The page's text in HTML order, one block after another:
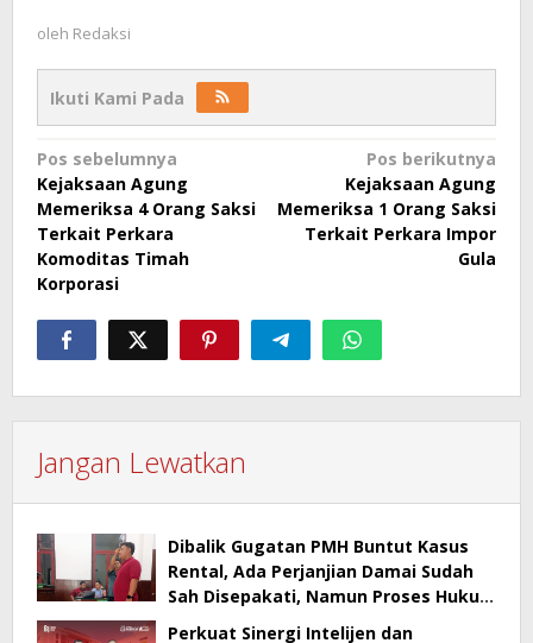
oleh Redaksi
Ikuti Kami Pada
Navigasi
pos
Pos sebelumnya
Kejaksaan Agung
Memeriksa 4 Orang Saksi
Terkait Perkara
Komoditas Timah
Korporasi
Pos berikutnya
Kejaksaan Agung
Memeriksa 1 Orang Saksi
Terkait Perkara Impor
Gula
Jangan Lewatkan
Dibalik Gugatan PMH Buntut Kasus
Rental, Ada Perjanjian Damai Sudah
Sah Disepakati, Namun Proses Hukum
Perkuat Sinergi Intelijen dan